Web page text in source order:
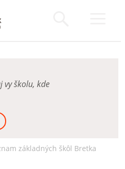
vy školu, kde
základných škôl Bretka